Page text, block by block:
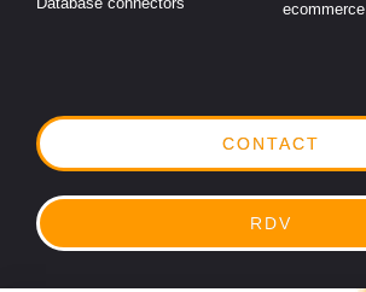
ecommerce
CONTACT
RDV